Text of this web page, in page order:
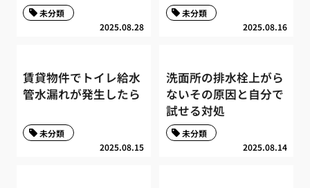
2025.08.28
未分類
2025.08.16
未分類
賃貸物件でトイレ給水
管水漏れが発生したら
2025.08.15
未分類
洗面所の排水栓上がら
ないその原因と自分で
試せる対処
2025.08.14
未分類